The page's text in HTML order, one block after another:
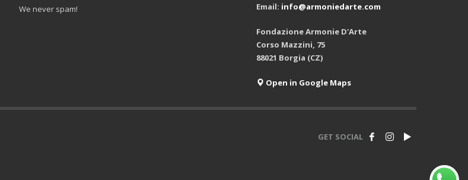
We never spam! Email: info@armoniedarte.com
Fondazione Armonie D'Arte
Corso Mazzini, 75
88021 Borgia (CZ)
Open in Google Maps
GET SOCIAL